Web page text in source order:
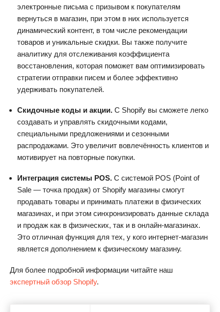
электронные письма с призывом к покупателям
вернуться в магазин, при этом в них используется
динамический контент, в том числе рекомендации
товаров и уникальные скидки. Вы также получите
аналитику для отслеживания коэффициента
восстановления, которая поможет вам оптимизировать
стратегии отправки писем и более эффективно
удерживать покупателей.
Скидочные коды и акции. С Shopify вы сможете легко
создавать и управлять скидочными кодами,
специальными предложениями и сезонными
распродажами. Это увеличит вовлечённость клиентов и
мотивирует на повторные покупки.
Интеграция системы POS. С системой POS (Point of
Sale — точка продаж) от Shopify магазины смогут
продавать товары и принимать платежи в физических
магазинах, и при этом синхронизировать данные склада
и продаж как в физических, так и в онлайн-магазинах.
Это отличная функция для тех, у кого интернет-магазин
является дополнением к физическому магазину.
Для более подробной информации читайте наш
экспертный обзор Shopify.